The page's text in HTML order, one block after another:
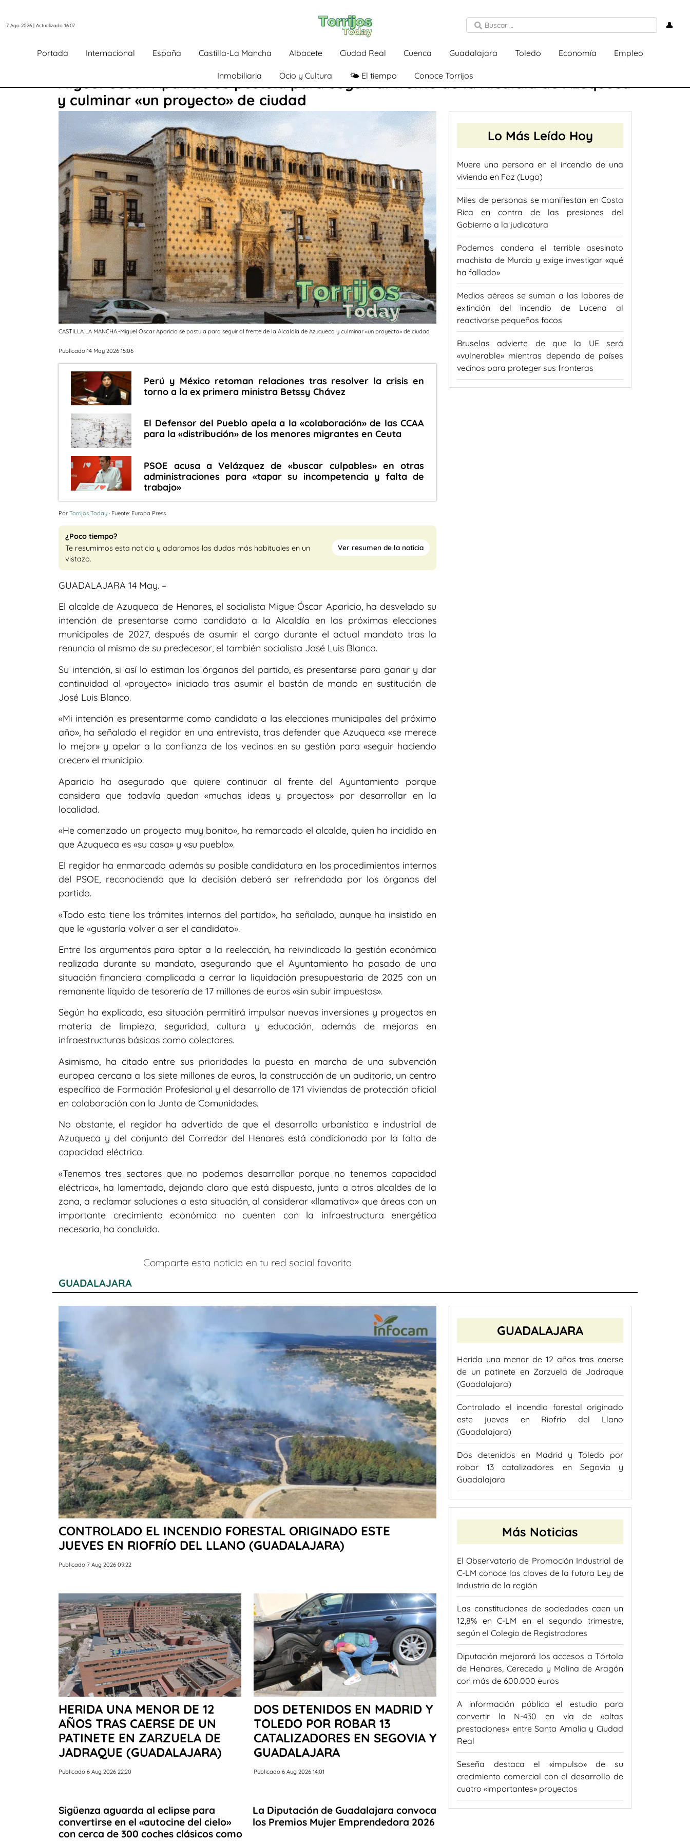
7 Ago 2026 | Actualizado 16:07 👤
Portada Internacional España Castilla-La Mancha Albacete Ciudad Real Cuenca Guadalajara Toledo Economía Empleo
Inmobiliaria Ocio y Cultura 🌤️ El tiempo Conoce Torrijos
Miguel Óscar Aparicio se postula para seguir al frente de la Alcaldía de Azuqueca
y culminar «un proyecto» de ciudad
CASTILLA LA MANCHA.-Miguel Óscar Aparicio se postula para seguir al frente de la Alcaldía de Azuqueca y culminar «un proyecto» de ciudad
Publicado 14 May 2026 15:06
Perú y México retoman relaciones tras resolver la crisis en
torno a la ex primera ministra Betssy Chávez
El Defensor del Pueblo apela a la «colaboración» de las CCAA
para la «distribución» de los menores migrantes en Ceuta
PSOE acusa a Velázquez de «buscar culpables» en otras
administraciones para «tapar su incompetencia y falta de
trabajo»
Por Torrijos Today · Fuente: Europa Press
¿Poco tiempo?
Te resumimos esta noticia y aclaramos las dudas más habituales en un
vistazo.
Ver resumen de la noticia
GUADALAJARA 14 May. –
El alcalde de Azuqueca de Henares, el socialista Migue Óscar Aparicio, ha desvelado su
intención de presentarse como candidato a la Alcaldía en las próximas elecciones
municipales de 2027, después de asumir el cargo durante el actual mandato tras la
renuncia al mismo de su predecesor, el también socialista José Luis Blanco.
Su intención, si así lo estiman los órganos del partido, es presentarse para ganar y dar
continuidad al «proyecto» iniciado tras asumir el bastón de mando en sustitución de
José Luis Blanco.
«Mi intención es presentarme como candidato a las elecciones municipales del próximo
año», ha señalado el regidor en una entrevista, tras defender que Azuqueca «se merece
lo mejor» y apelar a la confianza de los vecinos en su gestión para «seguir haciendo
crecer» el municipio.
Aparicio ha asegurado que quiere continuar al frente del Ayuntamiento porque
considera que todavía quedan «muchas ideas y proyectos» por desarrollar en la
localidad.
«He comenzado un proyecto muy bonito», ha remarcado el alcalde, quien ha incidido en
que Azuqueca es «su casa» y «su pueblo».
El regidor ha enmarcado además su posible candidatura en los procedimientos internos
del PSOE, reconociendo que la decisión deberá ser refrendada por los órganos del
partido.
«Todo esto tiene los trámites internos del partido», ha señalado, aunque ha insistido en
que le «gustaría volver a ser el candidato».
Entre los argumentos para optar a la reelección, ha reivindicado la gestión económica
realizada durante su mandato, asegurando que el Ayuntamiento ha pasado de una
situación financiera complicada a cerrar la liquidación presupuestaria de 2025 con un
remanente líquido de tesorería de 17 millones de euros «sin subir impuestos».
Según ha explicado, esa situación permitirá impulsar nuevas inversiones y proyectos en
materia de limpieza, seguridad, cultura y educación, además de mejoras en
infraestructuras básicas como colectores.
Asimismo, ha citado entre sus prioridades la puesta en marcha de una subvención
europea cercana a los siete millones de euros, la construcción de un auditorio, un centro
específico de Formación Profesional y el desarrollo de 171 viviendas de protección oficial
en colaboración con la Junta de Comunidades.
No obstante, el regidor ha advertido de que el desarrollo urbanístico e industrial de
Azuqueca y del conjunto del Corredor del Henares está condicionado por la falta de
capacidad eléctrica.
«Tenemos tres sectores que no podemos desarrollar porque no tenemos capacidad
eléctrica», ha lamentado, dejando claro que está dispuesto, junto a otros alcaldes de la
zona, a reclamar soluciones a esta situación, al considerar «llamativo» que áreas con un
importante crecimiento económico no cuenten con la infraestructura energética
necesaria, ha concluido.
Comparte esta noticia en tu red social favorita
Lo Más Leído Hoy
Muere una persona en el incendio de una
vivienda en Foz (Lugo)
Miles de personas se manifiestan en Costa
Rica en contra de las presiones del
Gobierno a la judicatura
Podemos condena el terrible asesinato
machista de Murcia y exige investigar «qué
ha fallado»
Medios aéreos se suman a las labores de
extinción del incendio de Lucena al
reactivarse pequeños focos
Bruselas advierte de que la UE será
«vulnerable» mientras dependa de países
vecinos para proteger sus fronteras
GUADALAJARA
CONTROLADO EL INCENDIO FORESTAL ORIGINADO ESTE
JUEVES EN RIOFRÍO DEL LLANO (GUADALAJARA)
Publicado 7 Aug 2026 09:22
HERIDA UNA MENOR DE 12
AÑOS TRAS CAERSE DE UN
PATINETE EN ZARZUELA DE
JADRAQUE (GUADALAJARA)
Publicado 6 Aug 2026 22:20
DOS DETENIDOS EN MADRID Y
TOLEDO POR ROBAR 13
CATALIZADORES EN SEGOVIA Y
GUADALAJARA
Publicado 6 Aug 2026 14:01
Sigüenza aguarda al eclipse para
convertirse en el «autocine del cielo»
con cerca de 300 coches clásicos como
La Diputación de Guadalajara convoca
los Premios Mujer Emprendedora 2026
GUADALAJARA
Herida una menor de 12 años tras caerse
de un patinete en Zarzuela de Jadraque
(Guadalajara)
Controlado el incendio forestal originado
este jueves en Riofrío del Llano
(Guadalajara)
Dos detenidos en Madrid y Toledo por
robar 13 catalizadores en Segovia y
Guadalajara
Más Noticias
El Observatorio de Promoción Industrial de
C-LM conoce las claves de la futura Ley de
Industria de la región
Las constituciones de sociedades caen un
12,8% en C-LM en el segundo trimestre,
según el Colegio de Registradores
Diputación mejorará los accesos a Tórtola
de Henares, Cereceda y Molina de Aragón
con más de 600.000 euros
A información pública el estudio para
convertir la N-430 en vía de «altas
prestaciones» entre Santa Amalia y Ciudad
Real
Seseña destaca el «impulso» de su
crecimiento comercial con el desarrollo de
cuatro «importantes» proyectos